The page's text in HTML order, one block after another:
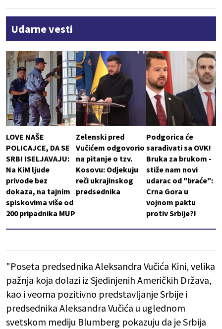
Udarne vesti
LOVE NAŠE
POLICAJCE, DA SE
SRBI ISELJAVAJU:
Na KiM ljude
privode bez
dokaza, na tajnim
spiskovima više od
200 pripadnika MUP
Zelenski pred
Vučićem odgovorio
na pitanje o tzv.
Kosovu: Odjekuju
reči ukrajinskog
predsednika
Podgorica će
sarađivati sa OVK!
Bruka za brukom -
stiže nam novi
udarac od "braće":
Crna Gora u
vojnom paktu
protiv Srbije?!
"Poseta predsednika Aleksandra Vučića Kini, velika
pažnja koja dolazi iz Sjedinjenih Američkih Država,
kao i veoma pozitivno predstavljanje Srbije i
predsednika Aleksandra Vučića u uglednom
svetskom mediju Blumberg pokazuju da je Srbija